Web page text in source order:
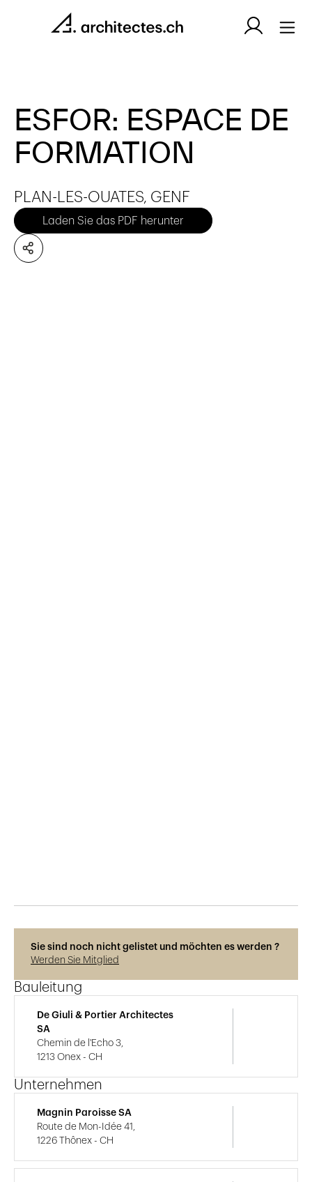
ESFOR: ESPACE DE
FORMATION
PLAN-LES-OUATES, GENF
Laden Sie das PDF herunter
Sie sind noch nicht gelistet und möchten es werden ?
Werden Sie Mitglied
Bauleitung
De Giuli & Portier Architectes
SA
Chemin de l'Echo 3,
1213 Onex - CH
Unternehmen
Magnin Paroisse SA
Route de Mon-Idée 41,
1226 Thônex - CH